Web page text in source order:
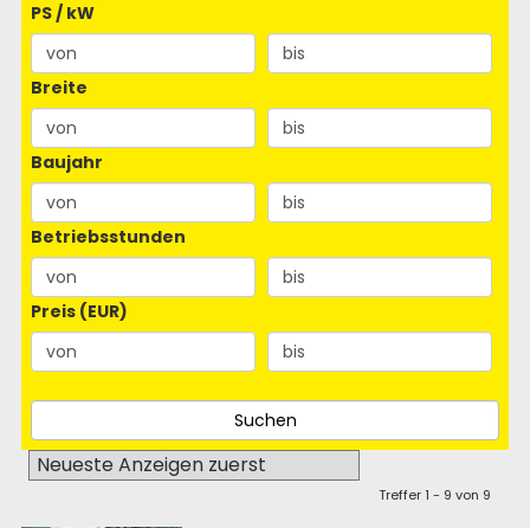
PS / kW
Breite
Baujahr
Betriebsstunden
Preis (EUR)
Treffer 1 - 9 von 9